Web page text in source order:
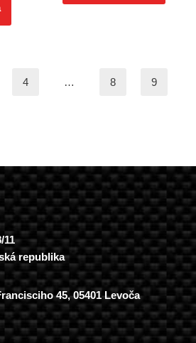
4 … 8 9
11
republika
45, 05401 Levoča